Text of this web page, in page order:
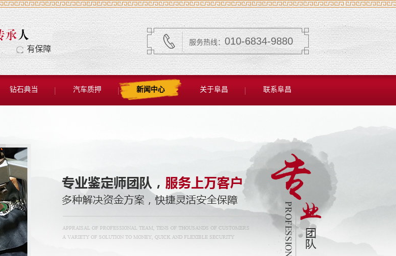
有保障
服务热线：010-6834-9880
钻石典当 汽车质押 新闻中心 关于阜昌 联系阜昌